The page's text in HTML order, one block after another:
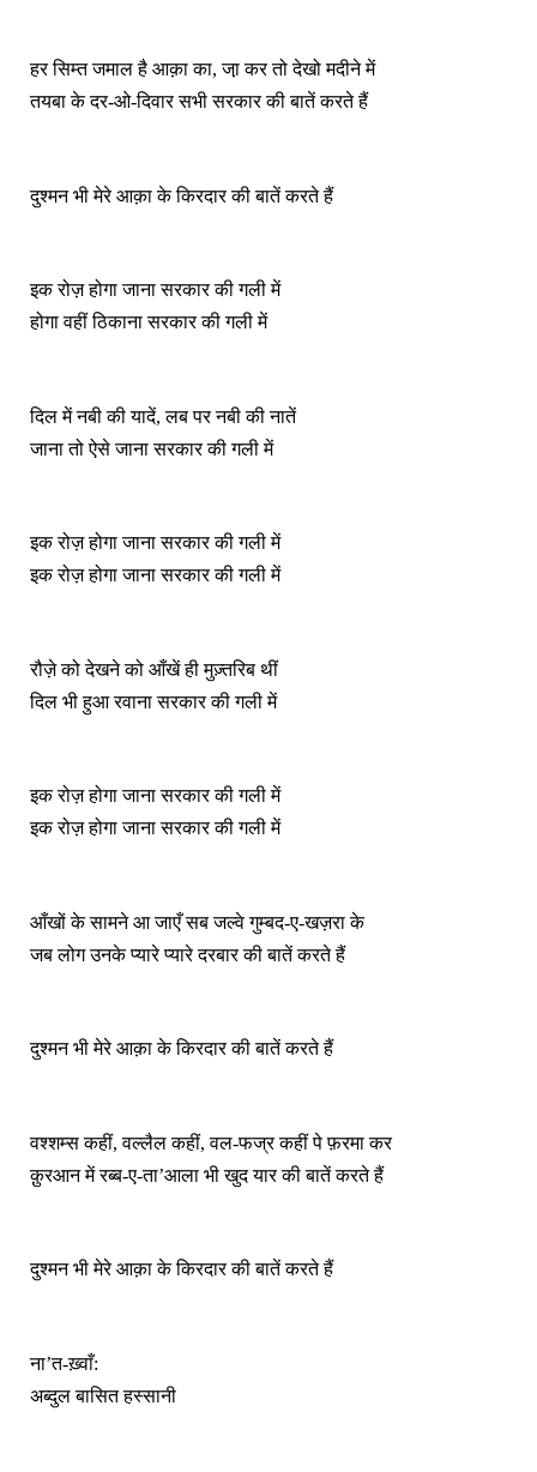
हर सिम्त जमाल है आक़ा का, जा़ कर तो देखो मदीने में
तयबा के दर-ओ-दिवार सभी सरकार की बातें करते हैं
दुश्मन भी मेरे आक़ा के किरदार की बातें करते हैं
इक रोज़ होगा जाना सरकार की गली में
होगा वहीं ठिकाना सरकार की गली में
दिल में नबी की यादें, लब पर नबी की नातें
जाना तो ऐसे जाना सरकार की गली में
इक रोज़ होगा जाना सरकार की गली में
इक रोज़ होगा जाना सरकार की गली में
रौज़े को देखने को आँखें ही मुज़्तरिब थीं
दिल भी हुआ रवाना सरकार की गली में
इक रोज़ होगा जाना सरकार की गली में
इक रोज़ होगा जाना सरकार की गली में
आँखों के सामने आ जाएँ सब जल्वे गुम्बद-ए-खज़रा के
जब लोग उनके प्यारे प्यारे दरबार की बातें करते हैं
दुश्मन भी मेरे आक़ा के किरदार की बातें करते हैं
वश्शम्स कहीं, वल्लैल कहीं, वल-फज्र कहीं पे फ़रमा कर
क़ुरआन में रब्ब-ए-ता’आला भी खुद यार की बातें करते हैं
दुश्मन भी मेरे आक़ा के किरदार की बातें करते हैं
ना’त-ख़्वाँ:
अब्दुल बासित हस्सानी